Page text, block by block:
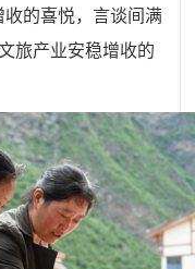
的喜悦，言谈间满
旅产业安稳增收的